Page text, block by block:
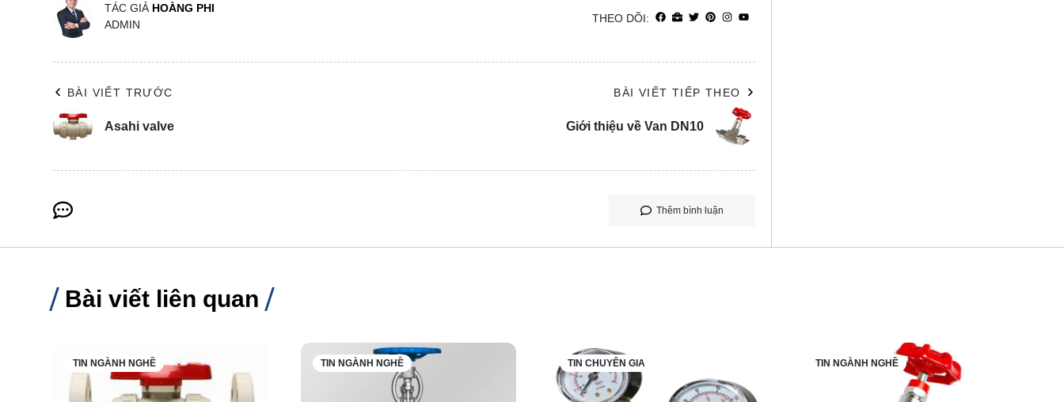
TÁC GIẢ HOÀNG PHI
ADMIN
THEO DÕI:
BÀI VIẾT TRƯỚC
Asahi valve
BÀI VIẾT TIẾP THEO
Giới thiệu về Van DN10
Thêm bình luận
Bài viết liên quan
TIN NGÀNH NGHỀ TIN NGÀNH NGHỀ TIN CHUYÊN GIA TIN NGÀNH NGHỀ